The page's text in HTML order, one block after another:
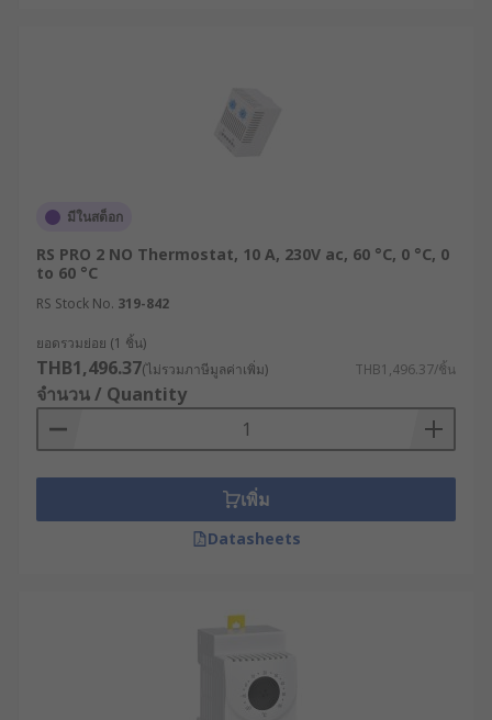
มีในสต็อก
RS PRO 2 NO Thermostat, 10 A, 230V ac, 60 °C, 0 °C, 0
to 60 °C
RS Stock No. 319-842
ยอดรวมย่อย (1 ชิ้น)
THB1,496.37(ไม่รวมภาษีมูลค่าเพิ่ม) THB1,496.37/ชิ้น
จำนวน / Quantity
เพิ่ม
Datasheets